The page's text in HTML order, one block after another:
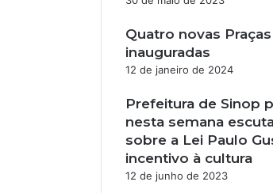
Quatro novas Praças
inauguradas
12 de janeiro de 2024
Prefeitura de Sinop
nesta semana
sobre a Lei Paulo
incentivo à cultura
12 de junho de 2023